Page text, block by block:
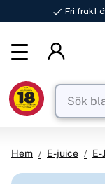
Fri frakt
Hem E-juice E-